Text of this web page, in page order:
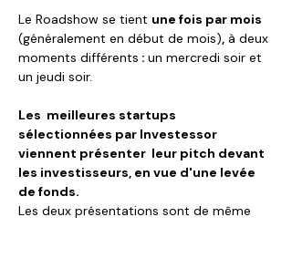
Le Roadshow se tient une fois par mois
(généralement en début de mois), à deux
moments différents : un mercredi soir et
un jeudi soir.
Les  meilleures startups
sélectionnées par Investessor
viennent présenter  leur pitch devant
les investisseurs, en vue d'une levée
de fonds.
Les deux présentations sont de même